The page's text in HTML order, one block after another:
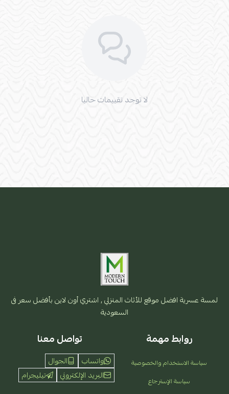
لا توجد تقييمات حاليا
لمسة عسرية افضل موقع للأثاث المنزلي , اشتري أون لاين بأفضل سعر فى
السعودية
روابط مهمة
سياسة الاستخدام والخصوصية
سياسة الإسترجاع
تواصل معنا
واتساب
الجوال
البريد الإلكتروني
تيليجرام